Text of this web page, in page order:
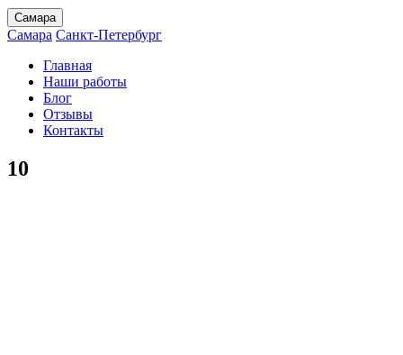
Самара
Самара Санкт-Петербург
Главная
Наши работы
Блог
Отзывы
Контакты
10